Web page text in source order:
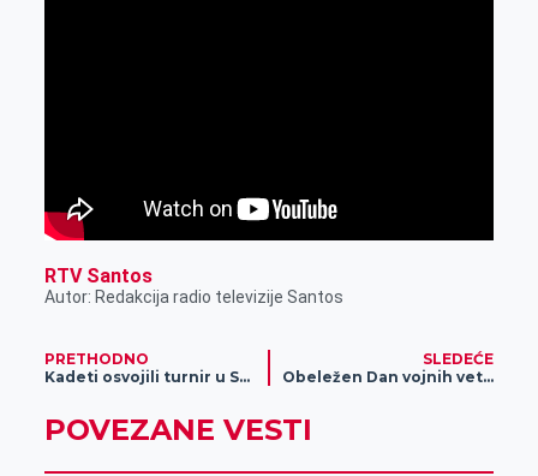
RTV Santos
Autor: Redakcija radio televizije Santos
PRETHODNO
Kadeti osvojili turnir u Somboru!
SLEDEĆE
Obeležen Dan vojnih veterana
POVEZANE VESTI